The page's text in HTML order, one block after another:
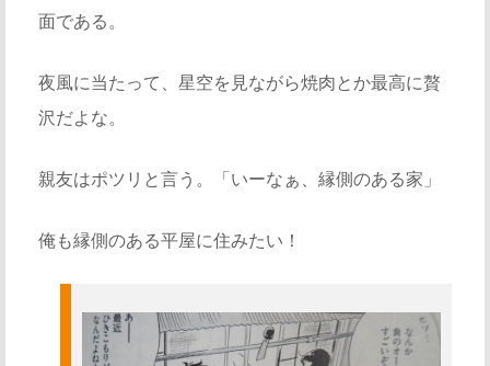
面である。
夜風に当たって、星空を見ながら焼肉とか最高に贅
沢だよな。
親友はポツリと言う。「いーなぁ、縁側のある家」
俺も縁側のある平屋に住みたい！